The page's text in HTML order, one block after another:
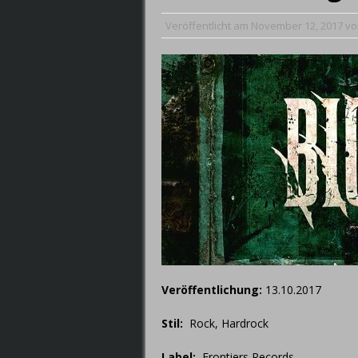
September 5,
Veröffentlicht am November 12, 2017
Veröffentlichung: 13.10.2017
Stil: Rock, Hardrock